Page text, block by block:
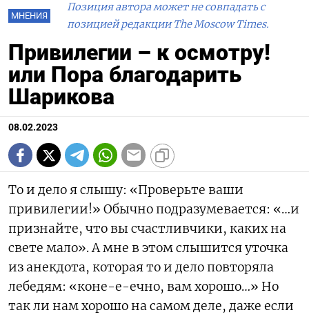
МНЕНИЯ
Позиция автора может не совпадать с
позицией редакции The Moscow Times.
Привилегии – к осмотру!
или Пора благодарить
Шарикова
08.02.2023
То и дело я слышу: «Проверьте ваши
привилегии!» Обычно подразумевается: «…и
признайте, что вы счастливчики, каких на
свете мало». А мне в этом слышится уточка
из анекдота, которая то и дело повторяла
лебедям: «коне-е-ечно, вам хорошо…» Но
так ли нам хорошо на самом деле, даже если